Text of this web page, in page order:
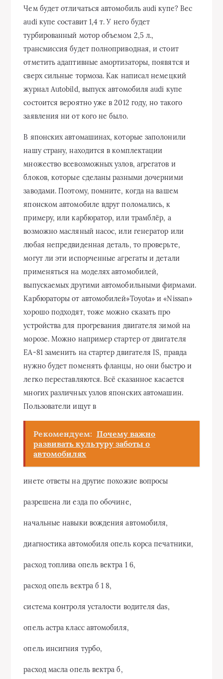
Чем будет отличаться автомобиль audi купе? Вес
audi купе составит 1,4 т. У него будет
турбированный мотор объемом 2,5 л.,
трансмиссия будет полноприводная, и стоит
отметить адаптивные амортизаторы, появятся и
сверх сильные тормоза. Как написал немецкий
журнал Autobild, выпуск автомобиля audi купе
состоится вероятно уже в 2012 году, но такого
заявления ни от кого не было.
В японских автомашинах, которые заполонили
нашу страну, находится в комплектации
множество всевозможных узлов, агрегатов и
блоков, которые сделаны разными дочерними
заводами. Поэтому, помните, когда на вашем
японском автомобиле вдруг поломались, к
примеру, или карбюратор, или трамблёр, а
возможно масляный насос, или генератор или
любая непредвиденная деталь, то проверьте,
могут ли эти испорченные агрегаты и детали
применяться на моделях автомобилей,
выпускаемых другими автомобильными фирмами.
Карбюраторы от автомобилей»Toyota» и «Nissan»
хорошо подходят, тоже можно сказать про
устройства для прогревания двигателя зимой на
морозе. Можно например стартер от двигателя
ЕА-81 заменить на стартер двигателя IS, правда
нужно будет поменять фланцы, но они быстро и
легко переставляются. Всё сказанное касается
многих различных узлов японских автомашин.
Пользователи ищут в
Рекомендуем: Почему важно
развивать культуру заботы о
автомобилях
инете ответы на другие похожие вопросы
разрешена ли езда по обочине,
начальные навыки вождения автомобиля,
диагностика автомобиля опель корса печатники,
расход топлива опель вектра 1 6,
расход опель вектра б 1 8,
система контроля усталости водителя das,
опель астра класс автомобиля,
опель инсигния турбо,
расход масла опель вектра б,